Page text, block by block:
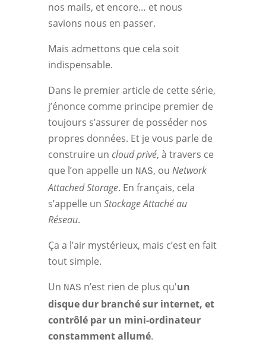
nos mails, et encore… et nous
savions nous en passer.
Mais admettons que cela soit
indispensable.
Dans le premier article de cette série,
j’énonce comme principe premier de
toujours s’assurer de posséder nos
propres données. Et je vous parle de
construire un cloud privé, à travers ce
que l’on appelle un NAS, ou Network
Attached Storage. En français, cela
s’appelle un Stockage Attaché au
Réseau.
Ça a l’air mystérieux, mais c’est en fait
tout simple.
Un NAS n’est rien de plus qu'un
disque dur branché sur internet, et
contrôlé par un mini-ordinateur
constamment allumé.